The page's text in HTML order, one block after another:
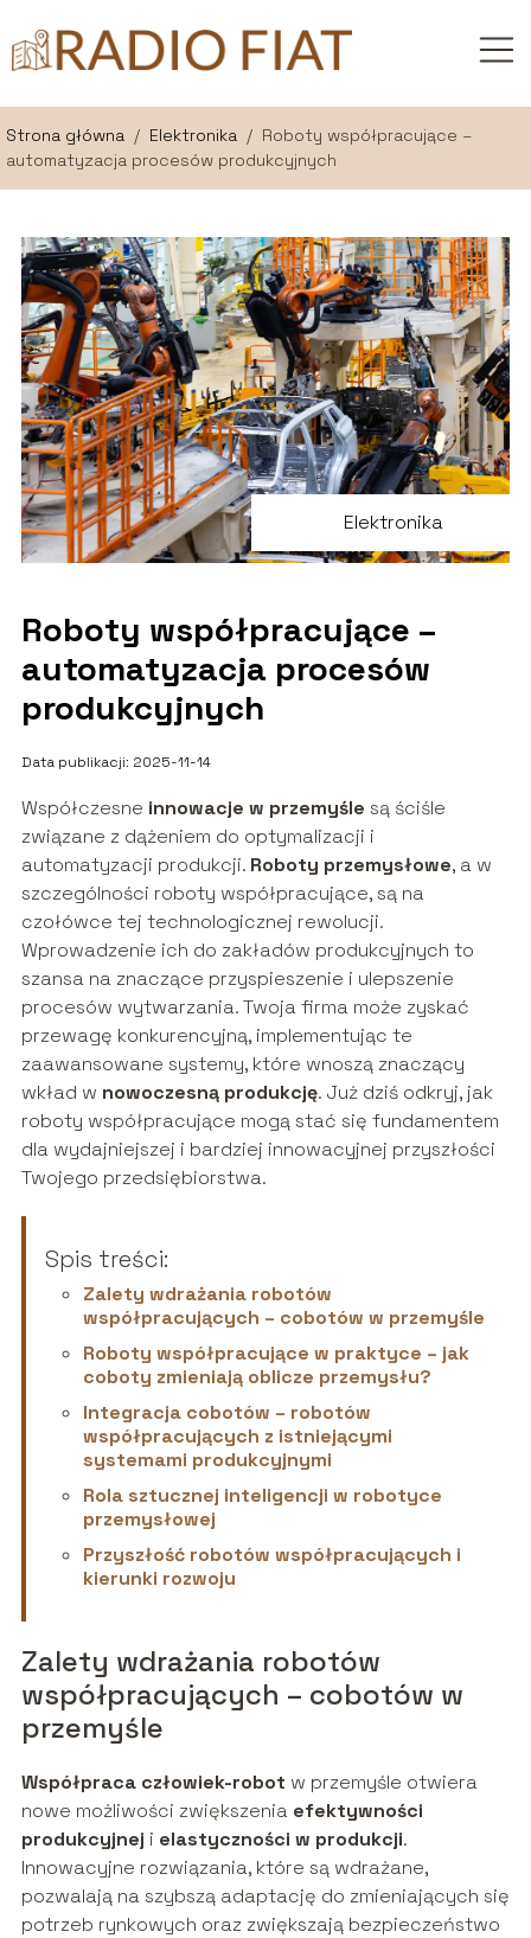
Strona główna / Elektronika / Roboty współpracujące –
automatyzacja procesów produkcyjnych
Elektronika
Roboty współpracujące –
automatyzacja procesów
produkcyjnych
Data publikacji: 2025-11-14
Współczesne innowacje w przemyśle są ściśle
związane z dążeniem do optymalizacji i
automatyzacji produkcji. Roboty przemysłowe, a w
szczególności roboty współpracujące, są na
czołówce tej technologicznej rewolucji.
Wprowadzenie ich do zakładów produkcyjnych to
szansa na znaczące przyspieszenie i ulepszenie
procesów wytwarzania. Twoja firma może zyskać
przewagę konkurencyjną, implementując te
zaawansowane systemy, które wnoszą znaczący
wkład w nowoczesną produkcję. Już dziś odkryj, jak
roboty współpracujące mogą stać się fundamentem
dla wydajniejszej i bardziej innowacyjnej przyszłości
Twojego przedsiębiorstwa.
Spis treści:
Zalety wdrażania robotów
współpracujących – cobotów w przemyśle
Roboty współpracujące w praktyce – jak
coboty zmieniają oblicze przemysłu?
Integracja cobotów – robotów
współpracujących z istniejącymi
systemami produkcyjnymi
Rola sztucznej inteligencji w robotyce
przemysłowej
Przyszłość robotów współpracujących i
kierunki rozwoju
Zalety wdrażania robotów
współpracujących – cobotów w
przemyśle
Współpraca człowiek-robot w przemyśle otwiera
nowe możliwości zwiększenia efektywności
produkcyjnej i elastyczności w produkcji.
Innowacyjne rozwiązania, które są wdrażane,
pozwalają na szybszą adaptację do zmieniających się
potrzeb rynkowych oraz zwiększają bezpieczeństwo